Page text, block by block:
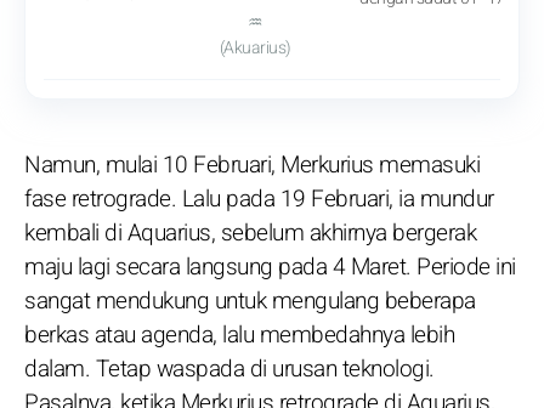
♒
(Akuarius)
Namun, mulai 10 Februari, Merkurius memasuki
fase retrograde. Lalu pada 19 Februari, ia mundur
kembali di Aquarius, sebelum akhirnya bergerak
maju lagi secara langsung pada 4 Maret. Periode ini
sangat mendukung untuk mengulang beberapa
berkas atau agenda, lalu membedahnya lebih
dalam. Tetap waspada di urusan teknologi.